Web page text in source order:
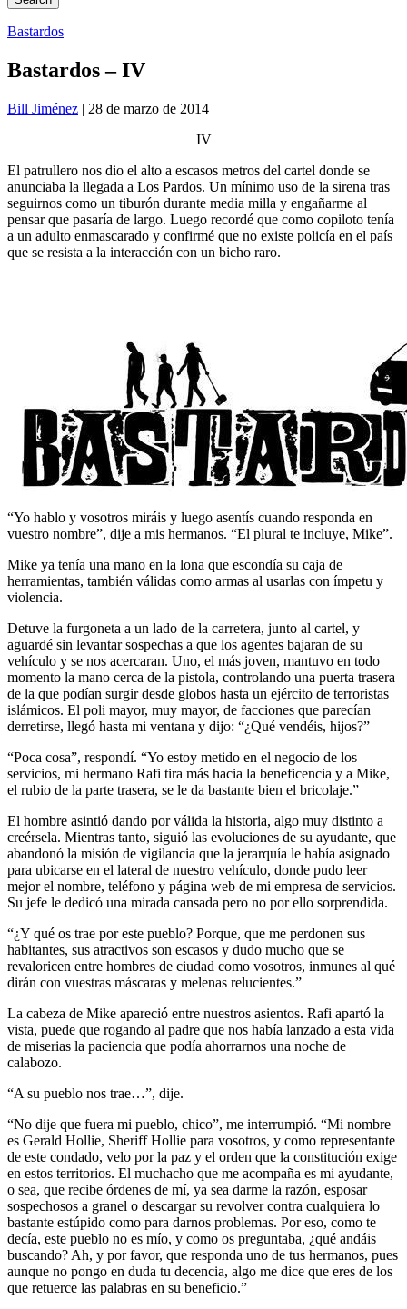
Bastardos
Bastardos – IV
Bill Jiménez | 28 de marzo de 2014
IV
El patrullero nos dio el alto a escasos metros del cartel donde se
anunciaba la llegada a Los Pardos. Un mínimo uso de la sirena tras
seguirnos como un tiburón durante media milla y engañarme al
pensar que pasaría de largo. Luego recordé que como copiloto tenía
a un adulto enmascarado y confirmé que no existe policía en el país
que se resista a la interacción con un bicho raro.
“Yo hablo y vosotros miráis y luego asentís cuando responda en
vuestro nombre”, dije a mis hermanos. “El plural te incluye, Mike”.
Mike ya tenía una mano en la lona que escondía su caja de
herramientas, también válidas como armas al usarlas con ímpetu y
violencia.
Detuve la furgoneta a un lado de la carretera, junto al cartel, y
aguardé sin levantar sospechas a que los agentes bajaran de su
vehículo y se nos acercaran. Uno, el más joven, mantuvo en todo
momento la mano cerca de la pistola, controlando una puerta trasera
de la que podían surgir desde globos hasta un ejército de terroristas
islámicos. El poli mayor, muy mayor, de facciones que parecían
derretirse, llegó hasta mi ventana y dijo: “¿Qué vendéis, hijos?”
“Poca cosa”, respondí. “Yo estoy metido en el negocio de los
servicios, mi hermano Rafi tira más hacia la beneficencia y a Mike,
el rubio de la parte trasera, se le da bastante bien el bricolaje.”
El hombre asintió dando por válida la historia, algo muy distinto a
creérsela. Mientras tanto, siguió las evoluciones de su ayudante, que
abandonó la misión de vigilancia que la jerarquía le había asignado
para ubicarse en el lateral de nuestro vehículo, donde pudo leer
mejor el nombre, teléfono y página web de mi empresa de servicios.
Su jefe le dedicó una mirada cansada pero no por ello sorprendida.
“¿Y qué os trae por este pueblo? Porque, que me perdonen sus
habitantes, sus atractivos son escasos y dudo mucho que se
revaloricen entre hombres de ciudad como vosotros, inmunes al qué
dirán con vuestras máscaras y melenas relucientes.”
La cabeza de Mike apareció entre nuestros asientos. Rafi apartó la
vista, puede que rogando al padre que nos había lanzado a esta vida
de miserias la paciencia que podía ahorrarnos una noche de
calabozo.
“A su pueblo nos trae…”, dije.
“No dije que fuera mi pueblo, chico”, me interrumpió. “Mi nombre
es Gerald Hollie, Sheriff Hollie para vosotros, y como representante
de este condado, velo por la paz y el orden que la constitución exige
en estos territorios. El muchacho que me acompaña es mi ayudante,
o sea, que recibe órdenes de mí, ya sea darme la razón, esposar
sospechosos a granel o descargar su revolver contra cualquiera lo
bastante estúpido como para darnos problemas. Por eso, como te
decía, este pueblo no es mío, y como os preguntaba, ¿qué andáis
buscando? Ah, y por favor, que responda uno de tus hermanos, pues
aunque no pongo en duda tu decencia, algo me dice que eres de los
que retuerce las palabras en su beneficio.”